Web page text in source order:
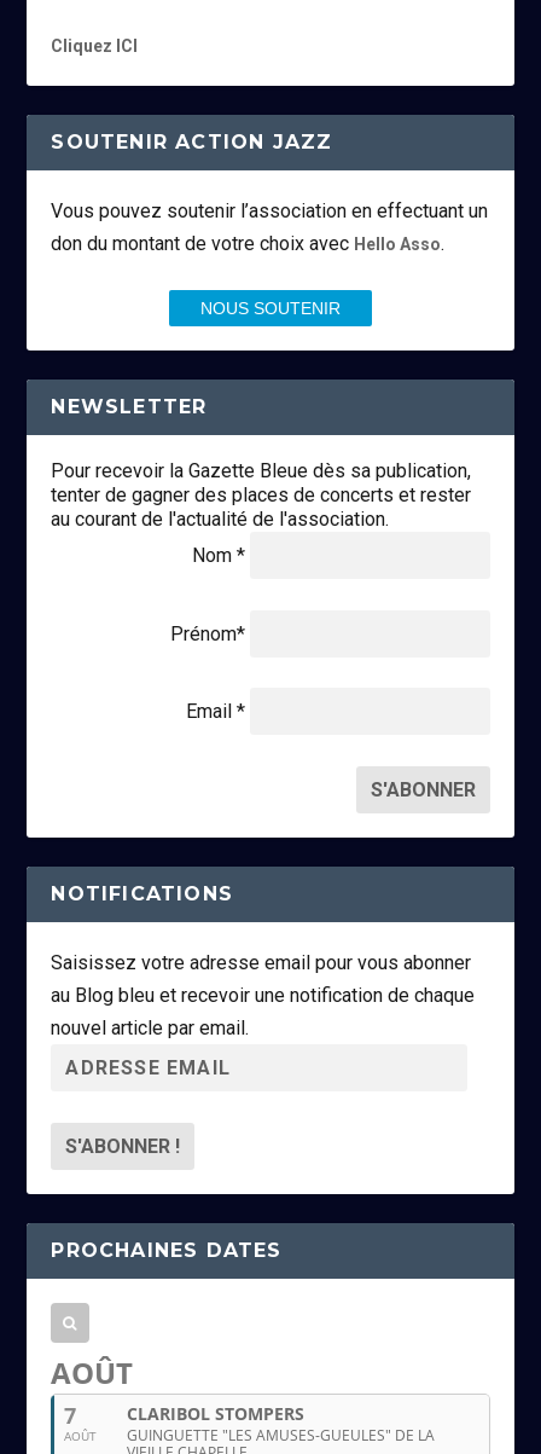
Cliquez ICI
SOUTENIR ACTION JAZZ
Vous pouvez soutenir l’association en effectuant un
don du montant de votre choix avec Hello Asso.
NOUS SOUTENIR
NEWSLETTER
Pour recevoir la Gazette Bleue dès sa publication,
tenter de gagner des places de concerts et rester
au courant de l'actualité de l'association.
Nom *
Prénom*
Email *
NOTIFICATIONS
Saisissez votre adresse email pour vous abonner
au Blog bleu et recevoir une notification de chaque
nouvel article par email.
r
s
s
e
m
i
PROCHAINES DATES
AOÛT
7
AOÛT
CLARIBOL STOMPERS
GUINGUETTE "LES AMUSES-GUEULES" DE LA